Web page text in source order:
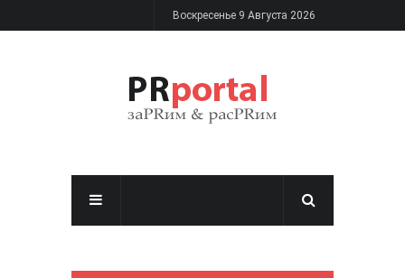
Перейти к основному содержаниюВоскресенье 9 Августа 2026